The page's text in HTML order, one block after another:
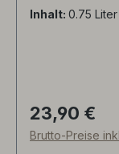
Die natürliche
Feuerstein,
maskuliner
würziger
Inhalt: 0.75 Liter
Regulärer
23,90 €
Brutto-Preise